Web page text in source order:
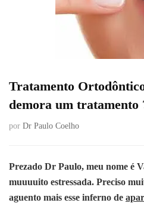
Tratamento
demora um tratamento
por Dr Paulo Coelho
Prezado Dr Paulo, meu nome é
muuuuito estressada. Preciso
aguento mais esse inferno de